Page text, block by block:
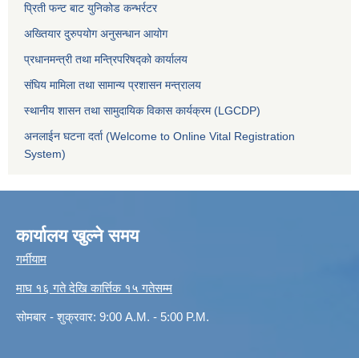
प्रिती फन्ट बाट युनिकोड कन्भर्रटर
अख्तियार दुरुपयोग अनुसन्धान आयोग
प्रधानमन्त्री तथा मन्त्रिपरिषद्को कार्यालय
संघिय मामिला तथा सामान्य प्रशासन मन्त्रालय
स्थानीय शासन तथा सामुदायिक विकास कार्यक्रम (LGCDP)
अनलाईन घटना दर्ता (Welcome to Online Vital Registration
System)
कार्यालय खुल्ने समय
गर्मीयाम
माघ १६ गते देखि कार्त्तिक १५ गतेसम्म
सोमबार - शुक्रवार: 9:00 A.M. - 5:00 P.M.